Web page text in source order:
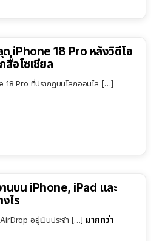
iPhone 18 Pro หลังวิดีโอ
สื่อโซเชียล
18 Pro ที่ปรากฏบนโลกออนไล […]
นบน iPhone, iPad และ
ไร
อยู่เป็นประจำ […] มากกว่า